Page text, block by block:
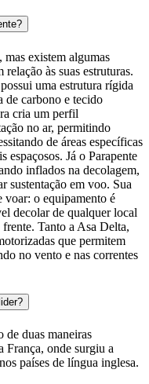
existem algumas
às suas estruturas.
uma estrutura rígida
de carbono e tecido
cria um perfil
no ar, permitindo
de áreas específicas
espaçosos. Já o Parapente
inflados na decolagem,
sustentação em voo. Sua
voar: o equipamento é
decolar de qualquer local
Tanto a Asa Delta,
que permitem
no vento e nas correntes
de duas maneiras
França, onde surgiu a
países de língua inglesa.